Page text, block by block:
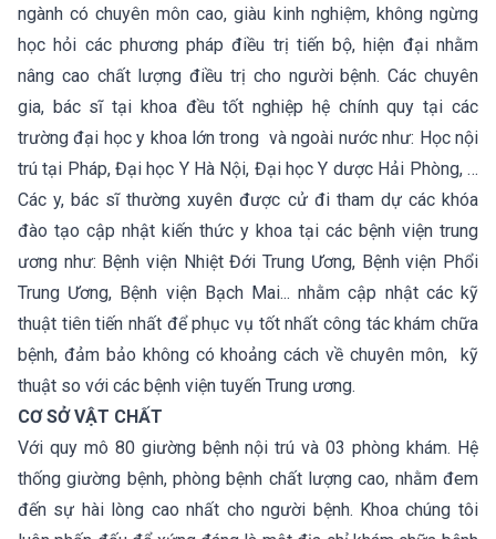
ngành có chuyên môn cao, giàu kinh nghiệm, không ngừng
học hỏi các phương pháp điều trị tiến bộ, hiện đại nhằm
nâng cao chất lượng điều trị cho người bệnh. Các chuyên
gia, bác sĩ tại khoa đều tốt nghiệp hệ chính quy tại các
trường đại học y khoa lớn trong và ngoài nước như: Học nội
trú tại Pháp, Đại học Y Hà Nội, Đại học Y dược Hải Phòng, …
Các y, bác sĩ thường xuyên được cử đi tham dự các khóa
đào tạo cập nhật kiến thức y khoa tại các bệnh viện trung
ương như: Bệnh viện Nhiệt Đới Trung Ương, Bệnh viện Phổi
Trung Ương, Bệnh viện Bạch Mai... nhằm cập nhật các kỹ
thuật tiên tiến nhất để phục vụ tốt nhất công tác khám chữa
bệnh, đảm bảo không có khoảng cách về chuyên môn, kỹ
thuật so với các bệnh viện tuyến Trung ương.
CƠ SỞ VẬT CHẤT
Với quy mô 80 giường bệnh nội trú và 03 phòng khám. Hệ
thống giường bệnh, phòng bệnh chất lượng cao, nhằm đem
đến sự hài lòng cao nhất cho người bệnh. Khoa chúng tôi